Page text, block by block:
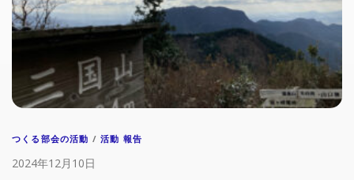
つくる部会の活動 /活動 報告
2024年12月10日